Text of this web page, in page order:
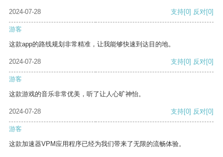
2024-07-28 支持[0] 反对[0]
游客
这款app的路线规划非常精准，让我能够快速到达目的地。
2024-07-28 支持[0] 反对[0]
游客
这款游戏的音乐非常优美，听了让人心旷神怡。
2024-07-28 支持[0] 反对[0]
游客
这款加速器VPM应用程序已经为我们带来了无限的流畅体验。